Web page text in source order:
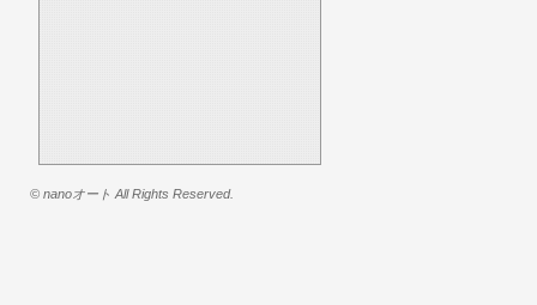
© nanoオート All Rights Reserved.